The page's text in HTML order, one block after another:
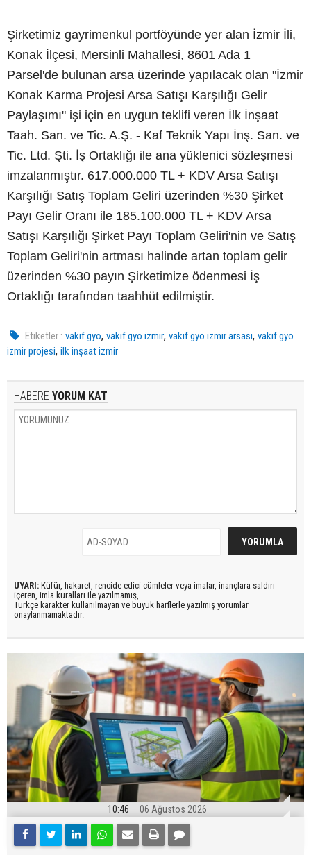
Şirketimiz gayrimenkul portföyünde yer alan İzmir İli,
Konak İlçesi, Mersinli Mahallesi, 8601 Ada 1
Parsel'de bulunan arsa üzerinde yapılacak olan "İzmir
Konak Karma Projesi Arsa Satışı Karşılığı Gelir
Paylaşımı" işi için en uygun teklifi veren İlk İnşaat
Taah. San. ve Tic. A.Ş. - Kaf Teknik Yapı İnş. San. ve
Tic. Ltd. Şti. İş Ortaklığı ile ana yüklenici sözleşmesi
imzalanmıştır. 617.000.000 TL + KDV Arsa Satışı
Karşılığı Satış Toplam Geliri üzerinden %30 Şirket
Payı Gelir Oranı ile 185.100.000 TL + KDV Arsa
Satışı Karşılığı Şirket Payı Toplam Geliri'nin ve Satış
Toplam Geliri'nin artması halinde artan toplam gelir
üzerinden %30 payın Şirketimize ödenmesi İş
Ortaklığı tarafından taahhüt edilmiştir.
Etiketler : vakıf gyo,vakıf gyo izmir,vakıf gyo izmir arsası,vakıf gyo
izmir projesi, ilk inşaat izmir
HABERE YORUM KAT
UYARI: Küfür, hakaret, rencide edici cümleler veya imalar, inançlara saldırı
içeren, imla kuralları ile yazılmamış,
Türkçe karakter kullanılmayan ve büyük harflerle yazılmış yorumlar
onaylanmamaktadır.
10:46 06 Ağustos 2026